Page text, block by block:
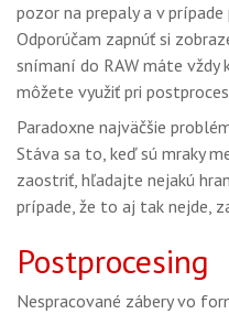
pozor na prepaly a v
Odporúčam zapnúť si
snímaní do RAW máte vždy
môžete využiť pri
Paradoxne najväčšie
Stáva sa to, keď sú mraky
zaostriť, hľadajte nejakú
prípade, že to aj tak nejde,
Postprocesing
Nespracované zábery vo